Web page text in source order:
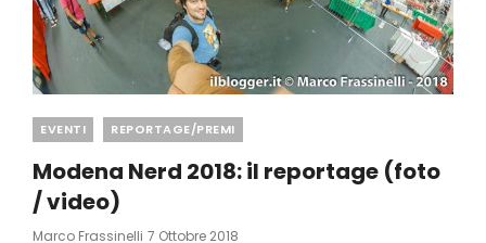
Categories
EVENTI REPORTAGE/PREMI
Modena Nerd 2018: il reportage (foto
/ video)
Marco Frassinelli Posted
7 Ottobre 2018